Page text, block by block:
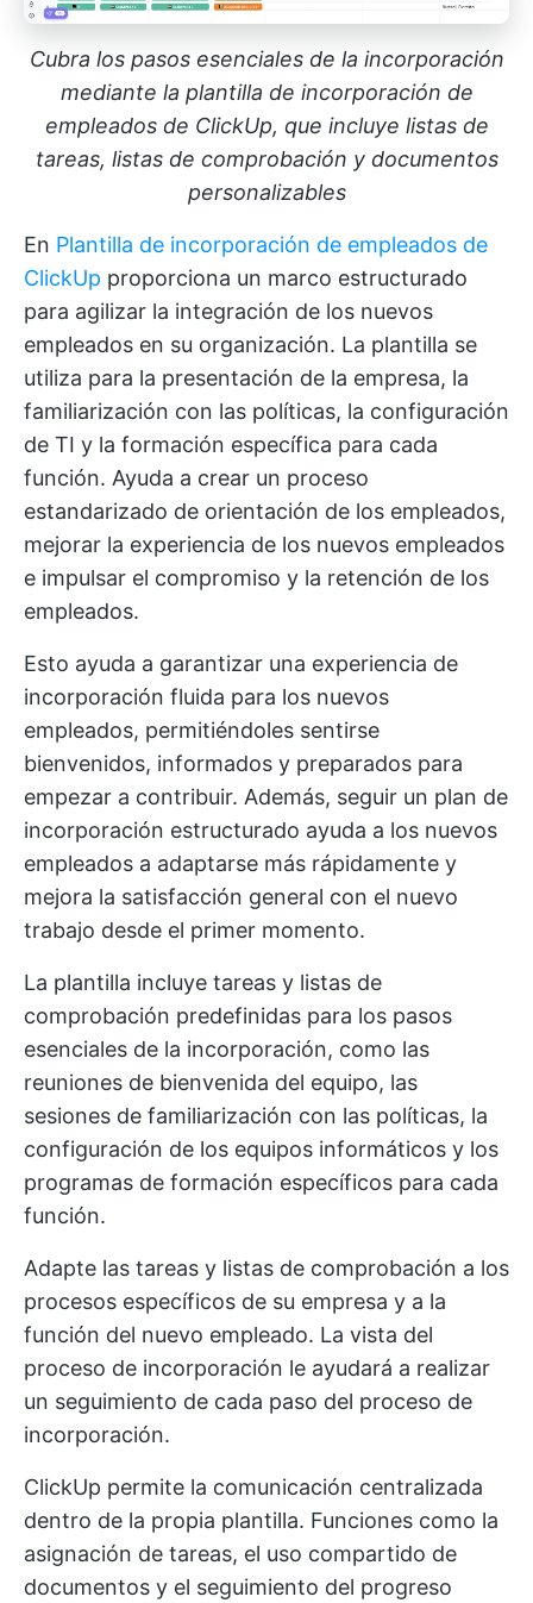
Cubra los pasos esenciales de la incorporación
mediante la plantilla de incorporación de
empleados de ClickUp, que incluye listas de
tareas, listas de comprobación y documentos
personalizables
En Plantilla de incorporación de empleados de
ClickUp proporciona un marco estructurado
para agilizar la integración de los nuevos
empleados en su organización. La plantilla se
utiliza para la presentación de la empresa, la
familiarización con las políticas, la configuración
de TI y la formación específica para cada
función. Ayuda a crear un proceso
estandarizado de orientación de los empleados,
mejorar la experiencia de los nuevos empleados
e impulsar el compromiso y la retención de los
empleados.
Esto ayuda a garantizar una experiencia de
incorporación fluida para los nuevos
empleados, permitiéndoles sentirse
bienvenidos, informados y preparados para
empezar a contribuir. Además, seguir un plan de
incorporación estructurado ayuda a los nuevos
empleados a adaptarse más rápidamente y
mejora la satisfacción general con el nuevo
trabajo desde el primer momento.
La plantilla incluye tareas y listas de
comprobación predefinidas para los pasos
esenciales de la incorporación, como las
reuniones de bienvenida del equipo, las
sesiones de familiarización con las políticas, la
configuración de los equipos informáticos y los
programas de formación específicos para cada
función.
Adapte las tareas y listas de comprobación a los
procesos específicos de su empresa y a la
función del nuevo empleado. La vista del
proceso de incorporación le ayudará a realizar
un seguimiento de cada paso del proceso de
incorporación.
ClickUp permite la comunicación centralizada
dentro de la propia plantilla. Funciones como la
asignación de tareas, el uso compartido de
documentos y el seguimiento del progreso